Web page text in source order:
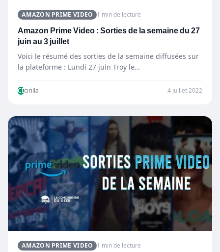
AMAZON PRIME VIDEO 1 min de lecture
Amazon Prime Video : Sorties de la semaine du 27
juin au 3 juillet
Voici le résumé des sorties de la semaine diffusées sur
la plateforme : Lundi 27 juin Troy le…
CIcirilla 4 juillet 2022
AMAZON PRIME VIDEO 1 min de lecture